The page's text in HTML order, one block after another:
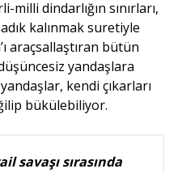
milli dindarlığın sınırları,
kalınmak suretiyle
araçsallaştıran bütün
yandaşlara
kendi çıkarları
bükülebiliyor.
savaşı sırasında